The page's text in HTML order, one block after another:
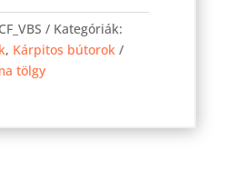
Kategóriák:
, Kárpitos bútorok
tölgy